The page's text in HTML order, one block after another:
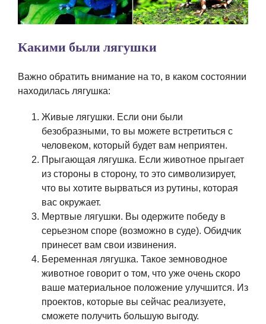
Какими были лягушки
Важно обратить внимание на то, в каком состоянии
находилась лягушка:
Живые лягушки. Если они были
безобразными, то вы можете встретиться с
человеком, который будет вам неприятен.
Прыгающая лягушка. Если животное прыгает
из стороны в сторону, то это символизирует,
что вы хотите вырваться из рутины, которая
вас окружает.
Мертвые лягушки. Вы одержите победу в
серьезном споре (возможно в суде). Обидчик
принесет вам свои извинения.
Беременная лягушка. Такое земноводное
животное говорит о том, что уже очень скоро
ваше материальное положение улучшится. Из
проектов, которые вы сейчас реализуете,
сможете получить большую выгоду.